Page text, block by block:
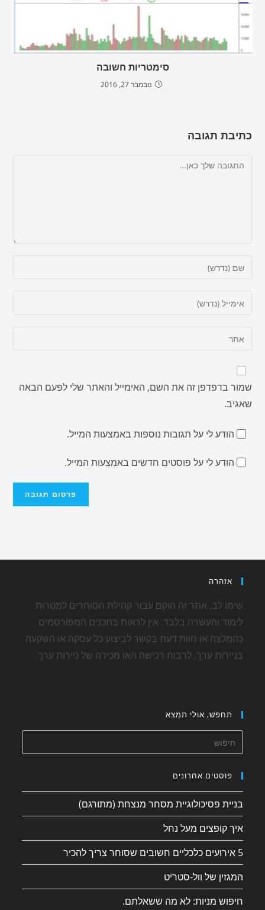
סימטריות חשובה
נובמבר 27, 2016
כתיבת תגובה
שמור בדפדפן זה את השם, האימייל והאתר שלי לפעם הבאה
שאגיב.
הודע לי על תגובות נוספות באמצעות המייל.
הודע לי על פוסטים חדשים באמצעות המייל.
אזהרה
שימו לב, אתר זה הוקם עבור קהילת הסוחרים למטרות
לימוד והעשרה בלבד. אין לראות בתכנים המפורסמים
כהמלצה או חוות דעת בקשר לביצוע כל עסקה או השקעה
בניירות ערך, לרבות רכישה ו/או מכירה של ניירות ערך.
תחפש, אולי תמצא
פוסטים אחרונים
בניית פסיכולוגיית מסחר מנצחת (מתורגם)
איך קופצים מעל נחל
5 אירועים כלכליים חשובים שסוחר צריך להכיר
המגזין של וול-סטריט
חיפוש מניות: לא מה ששאלתם.